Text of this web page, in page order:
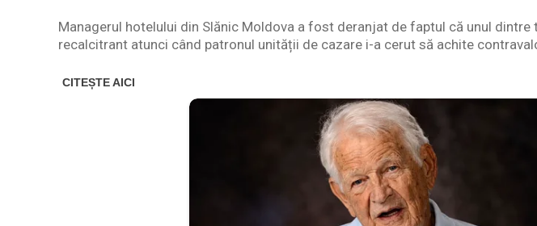
Managerul hotelului din Slănic Moldova a fost deranjat de faptul că unul dintre
recalcitrant atunci când patronul unității de cazare i-a cerut să achite